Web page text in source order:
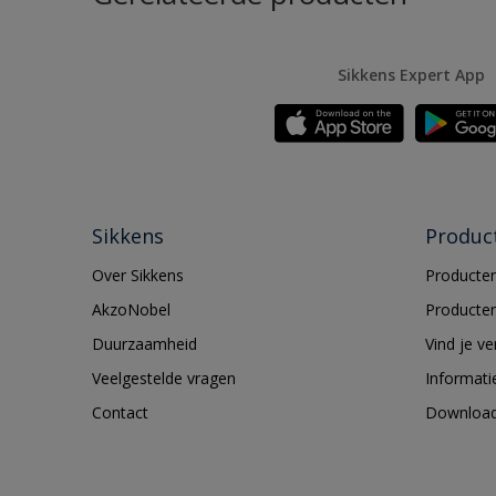
Sikkens Expert App
Sikkens
Over Sikkens
AkzoNobel
Duurzaamheid
Veelgestelde vragen
Contact
Vind je